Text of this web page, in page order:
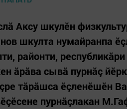
Аксу шкулӗн
шкулта нумайранпа
районти,
ăрăва сывă пурнăç
тăрăшса ӗçленӗшӗн
пурнăçлакан